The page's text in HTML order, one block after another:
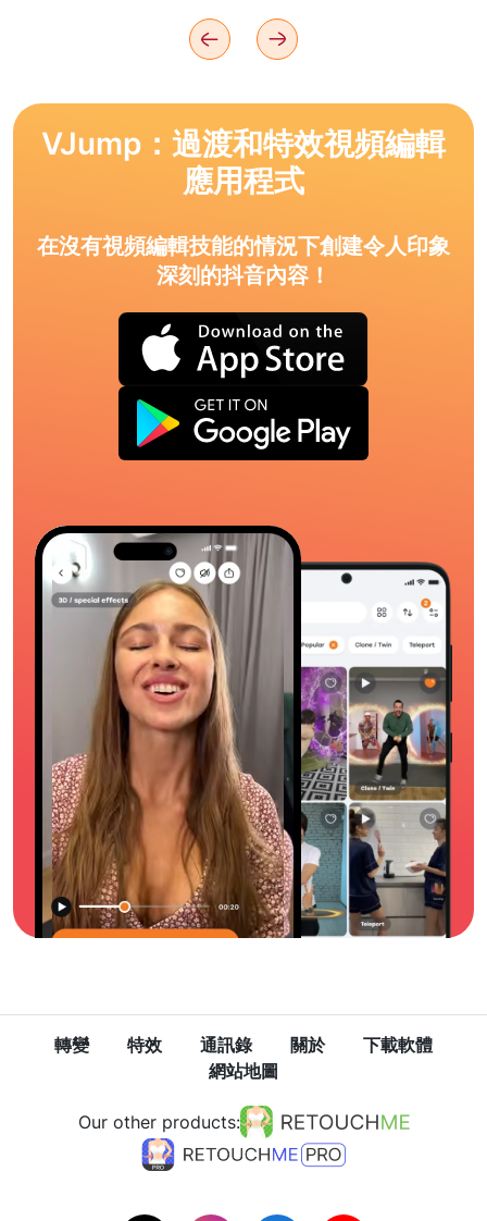
VJump：過渡和特效視頻編輯
應用程式
在沒有視頻編輯技能的情況下創建令人印象
深刻的抖音內容！
轉變 特效 通訊錄 關於
下載軟體
網站地圖
Our other products: